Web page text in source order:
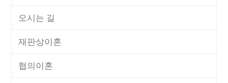
오시는 길
재판상이혼
협의이혼